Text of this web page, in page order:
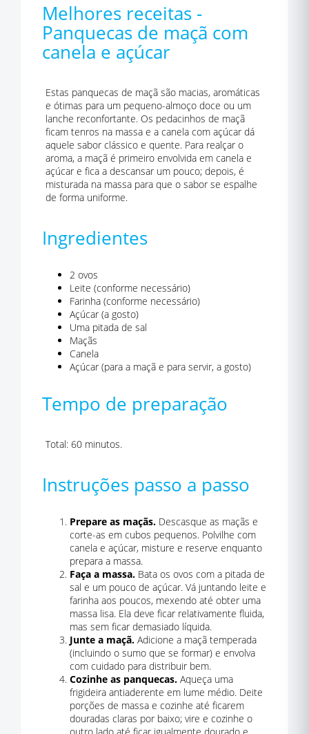
Melhores receitas -
Panquecas de maçã com
canela e açúcar
Estas panquecas de maçã são macias, aromáticas
e ótimas para um pequeno-almoço doce ou um
lanche reconfortante. Os pedacinhos de maçã
ficam tenros na massa e a canela com açúcar dá
aquele sabor clássico e quente. Para realçar o
aroma, a maçã é primeiro envolvida em canela e
açúcar e fica a descansar um pouco; depois, é
misturada na massa para que o sabor se espalhe
de forma uniforme.
Ingredientes
2 ovos
Leite (conforme necessário)
Farinha (conforme necessário)
Açúcar (a gosto)
Uma pitada de sal
Maçãs
Canela
Açúcar (para a maçã e para servir, a gosto)
Tempo de preparação
Total: 60 minutos.
Instruções passo a passo
Prepare as maçãs. Descasque as maçãs e
corte-as em cubos pequenos. Polvilhe com
canela e açúcar, misture e reserve enquanto
prepara a massa.
Faça a massa. Bata os ovos com a pitada de
sal e um pouco de açúcar. Vá juntando leite e
farinha aos poucos, mexendo até obter uma
massa lisa. Ela deve ficar relativamente fluida,
mas sem ficar demasiado líquida.
Junte a maçã. Adicione a maçã temperada
(incluindo o sumo que se formar) e envolva
com cuidado para distribuir bem.
Cozinhe as panquecas. Aqueça uma
frigideira antiaderente em lume médio. Deite
porções de massa e cozinhe até ficarem
douradas claras por baixo; vire e cozinhe o